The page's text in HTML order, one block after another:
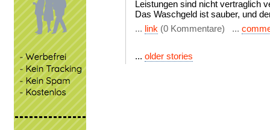
Leistungen sind nicht vertraglich
Das Waschgeld ist sauber, und
... link (0 Kommentare) ...
... older stories